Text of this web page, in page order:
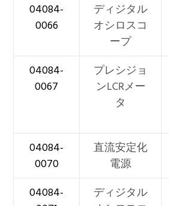
04084-
0066
ディジタル
オシロスコ
ープ
04084-
0067
プレシジョ
ンLCRメー
タ
04084-
0070
直流安定化
電源
04084-
ディジタル